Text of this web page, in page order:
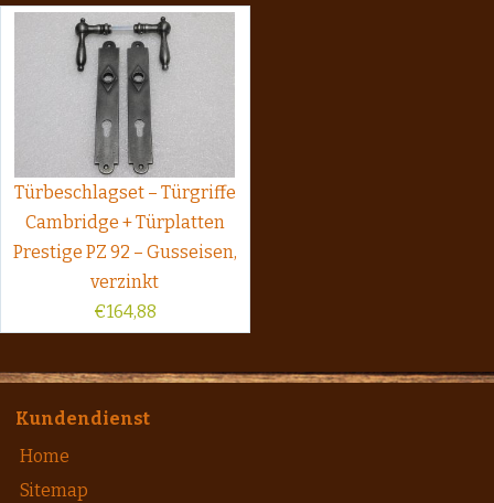
Türbeschlagset – Türgriffe
Cambridge + Türplatten
Prestige PZ 92 – Gusseisen,
verzinkt
€164,88
Kundendienst
Home
Sitemap